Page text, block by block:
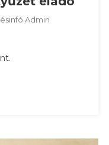
Admin